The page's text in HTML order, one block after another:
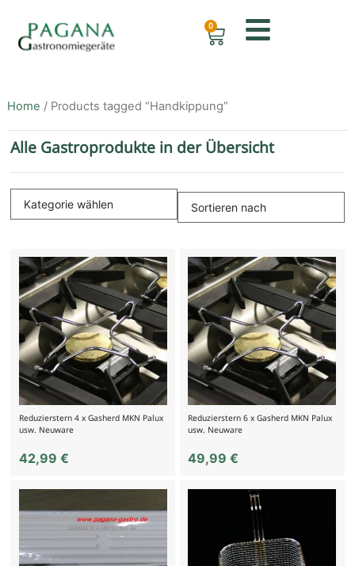
0
Home / Products tagged “Handkippung”
Alle Gastroprodukte in der Übersicht
Reduzierstern 4 x Gasherd MKN Palux
usw. Neuware
42,99 €
Reduzierstern 6 x Gasherd MKN Palux
usw. Neuware
49,99€